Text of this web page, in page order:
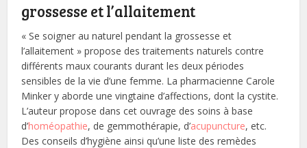
grossesse et l’allaitement
« Se soigner au naturel pendant la grossesse et
l’allaitement » propose des traitements naturels contre
différents maux courants durant les deux périodes
sensibles de la vie d’une femme. La pharmacienne Carole
Minker y aborde une vingtaine d’affections, dont la cystite.
L’auteur propose dans cet ouvrage des soins à base
d’homéopathie, de gemmothérapie, d’acupuncture, etc.
Des conseils d’hygiène ainsi qu’une liste des remèdes